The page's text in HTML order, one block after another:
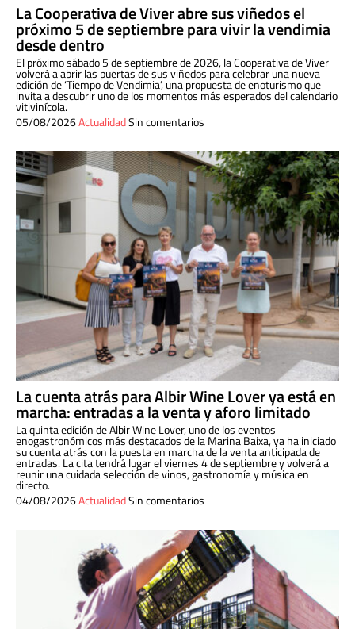
La Cooperativa de Viver abre sus viñedos el
próximo 5 de septiembre para vivir la vendimia
desde dentro
El próximo sábado 5 de septiembre de 2026, la Cooperativa de Viver
volverá a abrir las puertas de sus viñedos para celebrar una nueva
edición de ‘Tiempo de Vendimia’, una propuesta de enoturismo que
invita a descubrir uno de los momentos más esperados del calendario
vitivinícola.
05/08/2026ActualidadSin comentarios
La cuenta atrás para Albir Wine Lover ya está en
marcha: entradas a la venta y aforo limitado
La quinta edición de Albir Wine Lover, uno de los eventos
enogastronómicos más destacados de la Marina Baixa, ya ha iniciado
su cuenta atrás con la puesta en marcha de la venta anticipada de
entradas. La cita tendrá lugar el viernes 4 de septiembre y volverá a
reunir una cuidada selección de vinos, gastronomía y música en
directo.
04/08/2026ActualidadSin comentarios